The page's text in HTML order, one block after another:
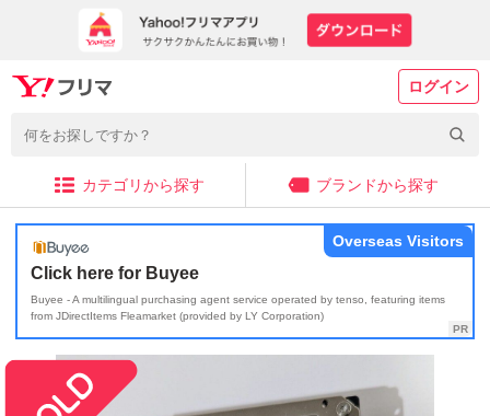
ログイン
カテゴリから探す ブランドから探す
Click here for Buyee
Buyee - A multilingual purchasing agent service operated by tenso, featuring items
from JDirectItems Fleamarket (provided by LY Corporation)
Overseas Visitors